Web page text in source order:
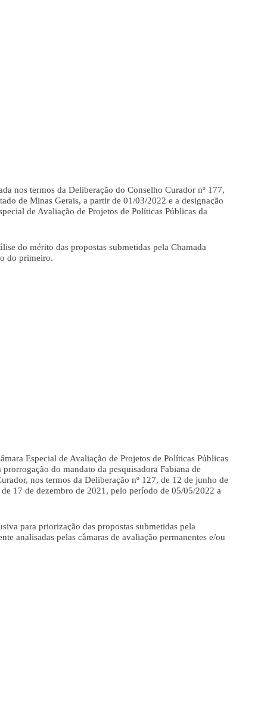
nos termos da Deliberação do Conselho Curador nº 177,
de Minas Gerais, a partir de 01/03/2022 e a designação
de Avaliação de Projetos de Políticas Públicas da
do mérito das propostas submetidas pela Chamada
do primeiro.
Especial de Avaliação de Projetos de Políticas Públicas
do mandato da pesquisadora Fabiana de
nos termos da Deliberação nº 127, de 12 de junho de
17 de dezembro de 2021, pelo período de 05/05/2022 a
para priorização das propostas submetidas pela
analisadas pelas câmaras de avaliação permanentes e/ou